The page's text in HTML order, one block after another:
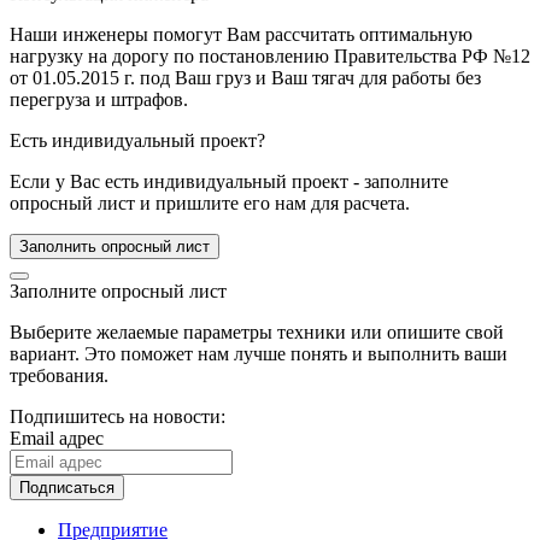
Наши инженеры помогут Вам рассчитать оптимальную
нагрузку на дорогу по постановлению Правительства РФ №12
от 01.05.2015 г. под Ваш груз и Ваш тягач для работы без
перегруза и штрафов.
Есть индивидуальный проект?
Если у Вас есть индивидуальный проект - заполните
опросный лист и пришлите его нам для расчета.
Заполнить опросный лист
Заполните опросный лист
Выберите желаемые параметры техники или опишите свой
вариант. Это поможет нам лучше понять и выполнить ваши
требования.
Подпишитесь на новости:
Email адрес
Подписаться
Предприятие